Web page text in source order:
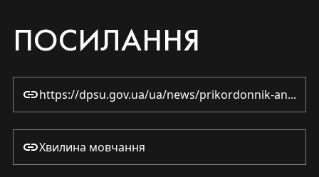
ПОСИЛАННЯ
https://dpsu.gov.ua/ua/news/prikordonnik-andriy-trubin-naviki-v-pamyati-nazavzhdi-u-stroyu/
Хвилина мовчання